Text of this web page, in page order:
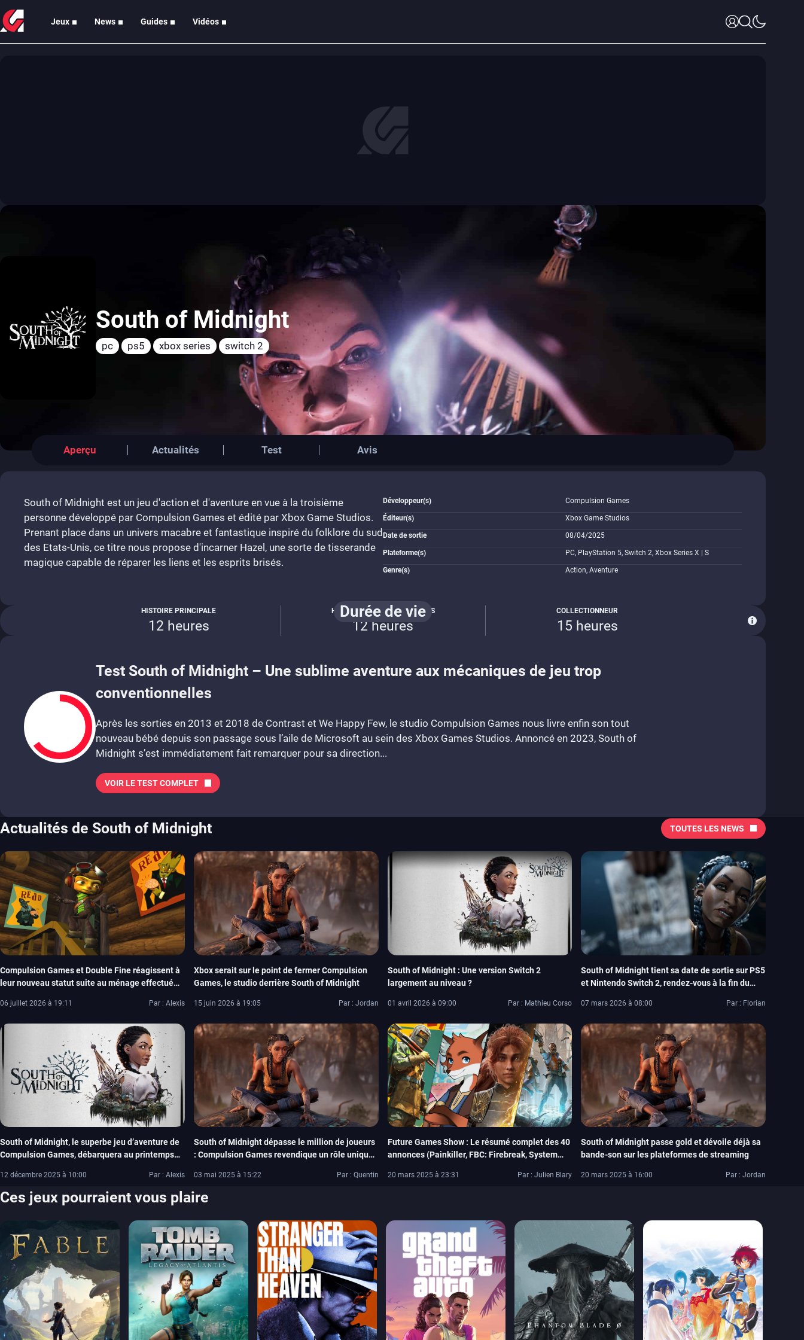
Jeux News Guides Vidéos
South of Midnight
pc ps5 xbox series switch 2
Aperçu Actualités Test Avis
South of Midnight est un jeu d'action et d'aventure en vue à la troisième
personne développé par Compulsion Games et édité par Xbox Game Studios.
Prenant place dans un univers macabre et fantastique inspiré du folklore du sud
des Etats-Unis, ce titre nous propose d'incarner Hazel, une sorte de tisserande
magique capable de réparer les liens et les esprits brisés.
Développeur(s) Compulsion Games
Éditeur(s) Xbox Game Studios
Date de sortie 08/04/2025
Plateforme(s) PC, PlayStation 5, Switch 2, Xbox Series X | S
Genre(s) Action, Aventure
Durée de vie
HISTOIRE PRINCIPALE
12 heures
HISTOIRE ET QUÊTES ANNEXES
12 heures
COLLECTIONNEUR
15 heures
Test South of Midnight – Une sublime aventure aux mécaniques de jeu trop
conventionnelles
Après les sorties en 2013 et 2018 de Contrast et We Happy Few, le studio Compulsion Games nous livre enfin son tout
nouveau bébé depuis son passage sous l’aile de Microsoft au sein des Xbox Games Studios. Annoncé en 2023, South of
Midnight s’est immédiatement fait remarquer pour sa direction...
VOIR LE TEST COMPLET
Actualités de South of Midnight
Compulsion Games et Double Fine réagissent à
leur nouveau statut suite au ménage effectué
06 juillet 2026 à 19:11 Par : Alexis
Xbox serait sur le point de fermer Compulsion
Games, le studio derrière South of Midnight
15 juin 2026 à 19:05 Par : Jordan
South of Midnight : Une version Switch 2
largement au niveau ?
01 avril 2026 à 09:00 Par : Mathieu Corso
South of Midnight tient sa date de sortie sur PS5
et Nintendo Switch 2, rendez-vous à la fin du
07 mars 2026 à 08:00 Par : Florian
South of Midnight, le superbe jeu d’aventure de
Compulsion Games, débarquera au printemps
12 décembre 2025 à 10:00 Par : Alexis
South of Midnight dépasse le million de joueurs
: Compulsion Games revendique un rôle unique
03 mai 2025 à 15:22 Par : Quentin
Future Games Show : Le résumé complet des 40
annonces (Painkiller, FBC: Firebreak, System
20 mars 2025 à 23:31 Par : Julien Blary
South of Midnight passe gold et dévoile déjà sa
bande-son sur les plateformes de streaming
20 mars 2025 à 16:00 Par : Jordan
TOUTES LES NEWS
Ces jeux pourraient vous plaire